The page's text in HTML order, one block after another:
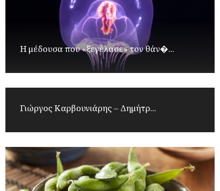
Η μέδουσα που «ξεγέλασε» τον θάν�...
Γιώργος Καρβουνιάρης – Δημήτρ...